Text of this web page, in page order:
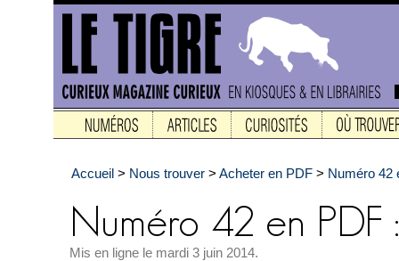
Accueil > Nous trouver > Acheter en PDF > Numéro 42
Mis en ligne le mardi 3 juin 2014.